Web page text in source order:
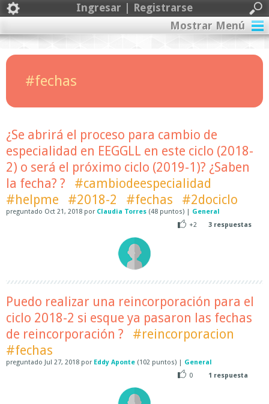
Ingresar | Registrarse
Mostrar Menú
#fechas
¿Se abrirá el proceso para cambio de
especialidad en EEGGLL en este ciclo (2018-
2) o será el próximo ciclo (2019-1)? ¿Saben
la fecha? ?
#cambiodeespecialidad
#helpme
#2018-2 #fechas #2dociclo
preguntado Oct 21, 2018 por Claudia Torres (48 puntos) | General
+2
3 respuestas
Puedo realizar una reincorporación para el
ciclo 2018-2 si esque ya pasaron las fechas
de reincorporación ?
#reincorporacion
#fechas
preguntado Jul 27, 2018 por Eddy Aponte (102 puntos) | General
0
1 respuesta